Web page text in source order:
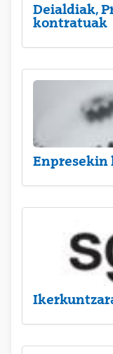
Deialdiak,
kontratuak
Enpresekin